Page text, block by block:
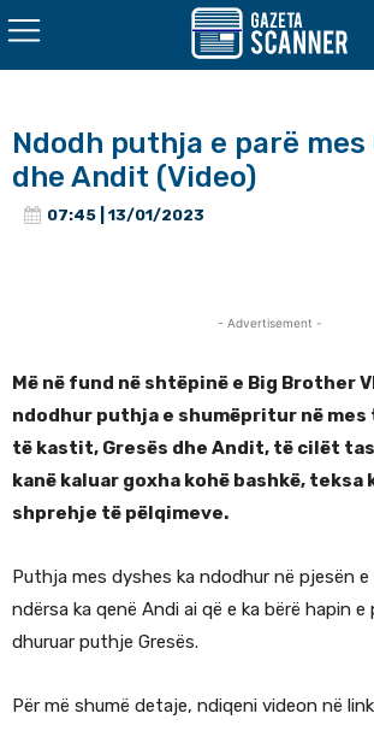
Ndodh puthja e parë mes
dhe Andit (Video)
07:45 | 13/01/2023
- Advertisement -
Më në fund në shtëpinë e Big Brother
ndodhur puthja e shumëpritur në mes
të kastit, Gresës dhe Andit, të cilët
kanë kaluar goxha kohë bashkë, teksa
shprehje të pëlqimeve.
Puthja mes dyshes ka ndodhur në pjesën e
ndërsa ka qenë Andi ai që e ka bërë hapin e
dhuruar puthje Gresës.
Për më shumë detaje, ndiqeni videon në